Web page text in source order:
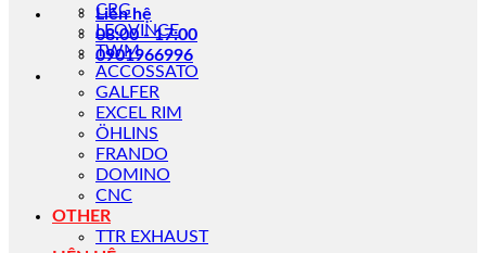
Liên hệ
08:00 - 17:00
0901966996
CRG
LEOVINCE
TWM
ACCOSSATO
GALFER
EXCEL RIM
ÖHLINS
FRANDO
DOMINO
CNC
OTHER
TTR EXHAUST